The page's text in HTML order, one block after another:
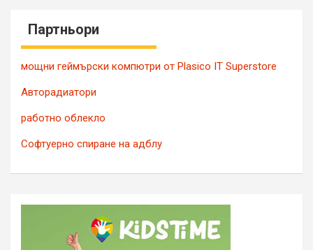
Партньори
мощни геймърски компютри от Plasico IT Superstore
Авторадиатори
работно облекло
Софтуерно спиране на адблу